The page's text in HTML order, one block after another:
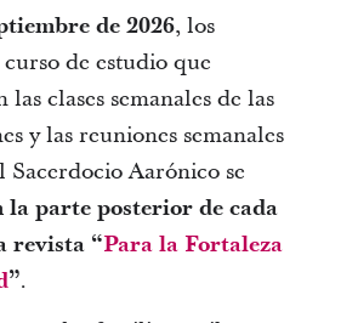
de 2026, los
de estudio que
clases semanales de las
y las reuniones semanales
Aarónico se
la parte posterior de cada
revista “Para la Fortaleza
”.